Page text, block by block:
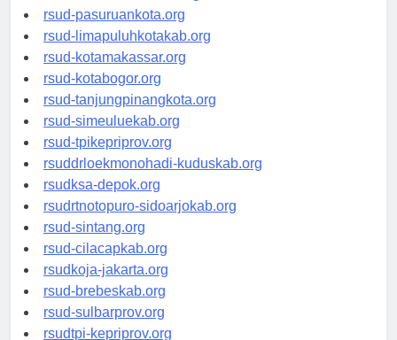
rsucnd-acehbaratkab.org
rsud-pasuruankota.org
rsud-limapuluhkotakab.org
rsud-kotamakassar.org
rsud-kotabogor.org
rsud-tanjungpinangkota.org
rsud-simeuluekab.org
rsud-tpikepriprov.org
rsuddrloekmonohadi-kuduskab.org
rsudksa-depok.org
rsudrtnotopuro-sidoarjokab.org
rsud-sintang.org
rsud-cilacapkab.org
rsudkoja-jakarta.org
rsud-brebeskab.org
rsud-sulbarprov.org